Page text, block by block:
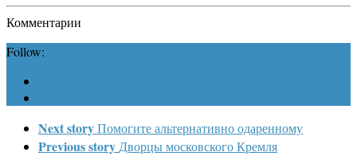
Комментарии
Follow:
Next storyПомогите альтернативно одаренному
Previous story Дворцы московского Кремля